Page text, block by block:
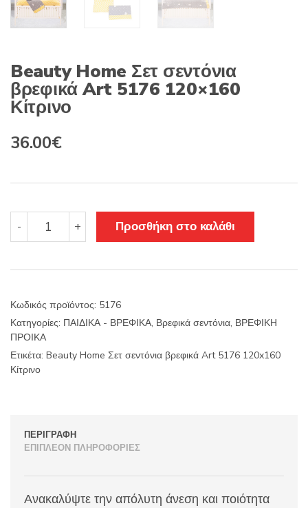
Beauty Home Σετ σεντόνια
βρεφικά Art 5176 120×160
Κίτρινο
Original
45.00€.
36.00€Η
είναι:
36.00€.
-
Beauty
Home
5176
120x160
Κίτρινο
ποσότητα
+ Προσθήκη στο καλάθι
Κωδικός προϊόντος: 5176
Κατηγορίες: ΠΑΙΔΙΚΑ - ΒΡΕΦΙΚΑ, Βρεφικά σεντόνια, ΒΡΕΦΙΚΗ
ΠΡΟΙΚΑ
Ετικέτα: Beauty Home Σετ σεντόνια βρεφικά Art 5176 120x160
Κίτρινο
ΠΕΡΙΓΡΑΦΉ
ΕΠΙΠΛΈΟΝ ΠΛΗΡΟΦΟΡΊΕΣ
Ανακαλύψτε την απόλυτη άνεση και ποιότητα